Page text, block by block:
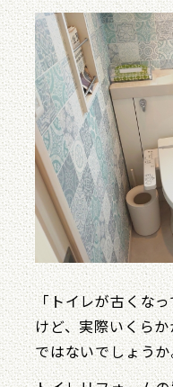
「トイレが古くな
けど、実際いくら
ではないでしょう